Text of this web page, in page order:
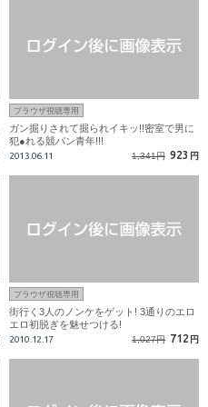
ブラウザ視聴専用
ガン掘りされて掘られイキッ!!密室で男に
犯●れる競パン青年!!!
2013.06.11 1,341円 923 円
ブラウザ視聴専用
街行く3人のノンケをゲット! 3通りのエロ
エロ初脱ぎを魅せつける!
2010.12.17 1,027円 712 円